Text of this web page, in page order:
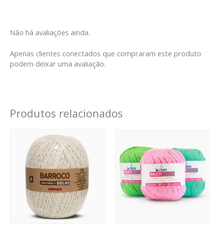
Não há avaliações ainda.
Apenas clientes conectados que compraram este produto
podem deixar uma avaliação.
Produtos relacionados